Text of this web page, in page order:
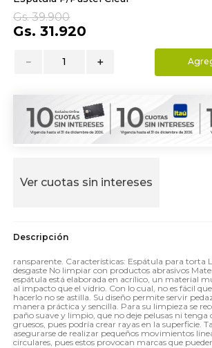
Gs. 39.900
Gs. 31.920
＋
－
Ver cuotas sin intereses
ransparente. Características: Espátula para torta
desgaste No limpiar con productos abrasivos
espátula está elaborada en acrílico, un material
al impacto que el vidrio. Con lo cual, no es fácil
hacerlo no se astilla. Su diseño permite servir
manera práctica y sencilla. Para su limpieza se
paño suave y limpio, que no deje pelusas ni tenga
gruesos, pues podría crear rayas en la superficie.
asegurarse de realizar pequeños movimientos
circulares, pues estos provocan marcas que
9.
hydrate
10. toalla